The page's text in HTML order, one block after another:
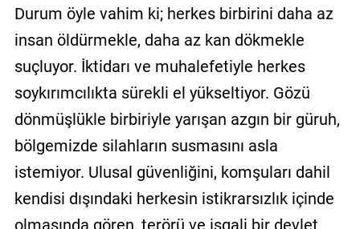
Durum öyle vahim ki; herkes birbirini daha az
insan öldürmekle, daha az kan dökmekle
suçluyor. İktidarı ve muhalefetiyle herkes
soykırımcılıkta sürekli el yükseltiyor. Gözü
dönmüşlükle birbiriyle yarışan azgın bir güruh,
bölgemizde silahların susmasını asla
istemiyor. Ulusal güvenliğini, komşuları dahil
kendisi dışındaki herkesin istikrarsızlık içinde
olmasında gören, terörü ve işgali bir devlet